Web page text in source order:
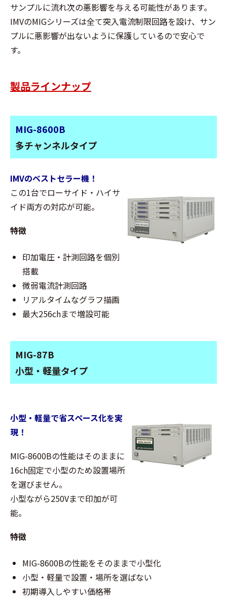
サンプルに流れ次の悪影響を与える可能性があります。
IMVのMIGシリーズは全て突入電流制限回路を設け、サン
プルに悪影響が出ないように保護しているので安心で
す。
製品ラインナップ
MIG-8600B
多チャンネルタイプ
IMVのベストセラー機！
この1台でローサイド・ハイサ
イド両方の対応が可能。
特徴
印加電圧・計測回路を個別
搭載
微弱電流計測回路
リアルタイムなグラフ描画
最大256chまで増設可能
MIG-87B
小型・軽量タイプ
小型・軽量で省スペース化を実
現！
MIG-8600Bの性能はそのままに
16ch固定で小型のため設置場所
を選びません。
小型ながら250Vまで印加が可
能。
特徴
MIG-8600Bの性能をそのままで小型化
小型・軽量で設置・場所を選ばない
初期導入しやすい価格帯